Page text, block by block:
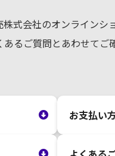
式会社のオンラインシ
あるご質問とあわせて
お支払い